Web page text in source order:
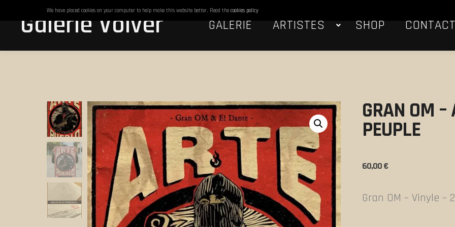
Galerie Volver GALERIE ARTISTES SHOP CONTACT
GRAN OM –
PEUPLE
60,00€
Gran OM – Vinyle –
We have placed cookies on your computer to help make this website better. Read the cookies policy